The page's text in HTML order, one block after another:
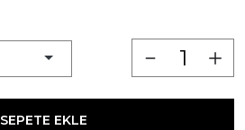
SEPETE EKLE